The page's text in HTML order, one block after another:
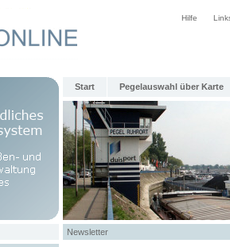
Hilfe
Start Pegelauswahl über Karte
Newsletter